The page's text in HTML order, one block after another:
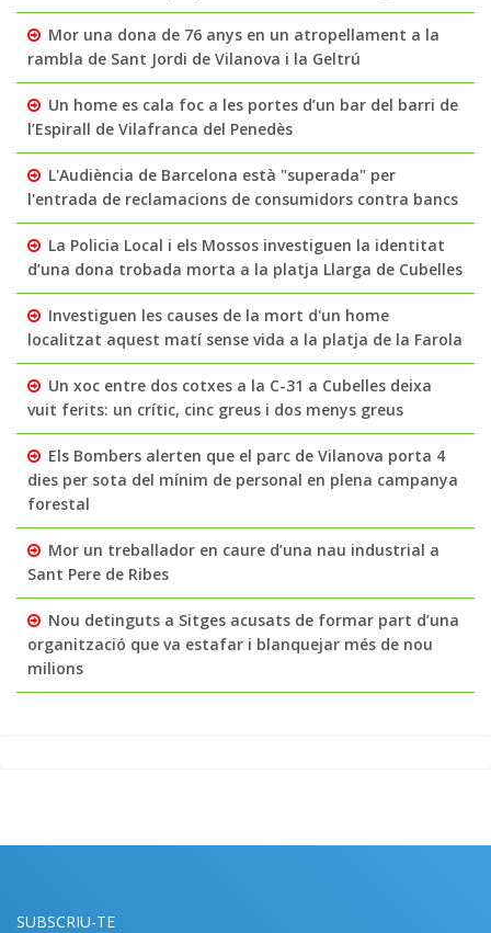
Mor una dona de 76 anys en un atropellament a la
rambla de Sant Jordi de Vilanova i la Geltrú
Un home es cala foc a les portes d’un bar del barri de
l’Espirall de Vilafranca del Penedès
L'Audiència de Barcelona està "superada" per
l'entrada de reclamacions de consumidors contra bancs
La Policia Local i els Mossos investiguen la identitat
d’una dona trobada morta a la platja Llarga de Cubelles
Investiguen les causes de la mort d'un home
localitzat aquest matí sense vida a la platja de la Farola
Un xoc entre dos cotxes a la C-31 a Cubelles deixa
vuit ferits: un crític, cinc greus i dos menys greus
Els Bombers alerten que el parc de Vilanova porta 4
dies per sota del mínim de personal en plena campanya
forestal
Mor un treballador en caure d’una nau industrial a
Sant Pere de Ribes
Nou detinguts a Sitges acusats de formar part d’una
organització que va estafar i blanquejar més de nou
milions
SUBSCRIU-TE